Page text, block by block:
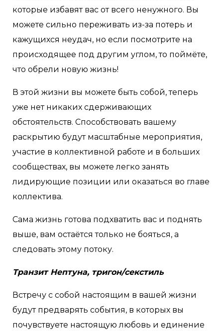
которые избавят вас от всего ненужного. Вы
можете сильно переживать из-за потерь и
кажущихся неудач, но если посмотрите на
происходящее под другим углом, то поймёте,
что обрели новую жизнь!
В этой жизни вы можете быть собой, теперь
уже нет никаких сдерживающих
обстоятельств. Способствовать вашему
раскрытию будут масштабные мероприятия,
участие в коллективной работе и в больших
сообществах, вы можете легко занять
лидирующие позиции или оказаться во главе
коллектива.
Сама жизнь готова подхватить вас и поднять
выше, вам остаётся только не бояться, а
следовать этому потоку.
Транзит Нептуна, тригон/секстиль
Встречу с собой настоящим в вашей жизни
будут предварять события, в которых вы
почувствуете настоящую любовь и единение